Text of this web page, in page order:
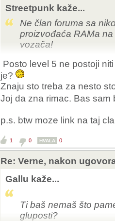
I što je s novcem
Meni se cini kao da
NO"?
Streetpunk kaže...
Ne član foruma sa
proizvođaća RAMa
vozača!
Posto level 5 ne postoji
je?
Znaju sto treba za nesto
Joj da zna rimac. Bas sam
p.s. btw moze link na taj
1 0 HVALA 0
Re: Verne, nakon
Gallu kaže...
Ti baš nemaš što
gluposti?